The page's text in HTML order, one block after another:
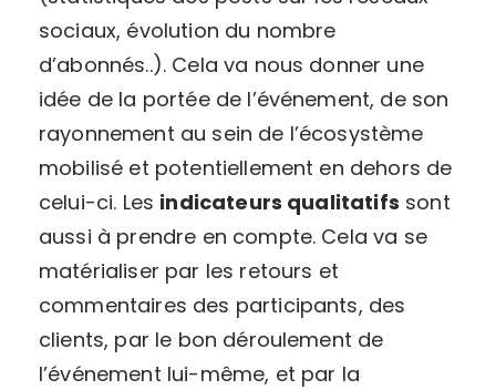
sociaux, évolution du nombre
d’abonnés..). Cela va nous donner une
idée de la portée de l’événement, de son
rayonnement au sein de l’écosystème
mobilisé et potentiellement en dehors de
celui-ci. Les indicateurs qualitatifs sont
aussi à prendre en compte. Cela va se
matérialiser par les retours et
commentaires des participants, des
clients, par le bon déroulement de
l’événement lui-même, et par la